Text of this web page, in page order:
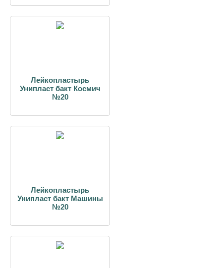
Лейкопластырь
Унипласт бакт Космич
№20
Лейкопластырь
Унипласт бакт Машины
№20